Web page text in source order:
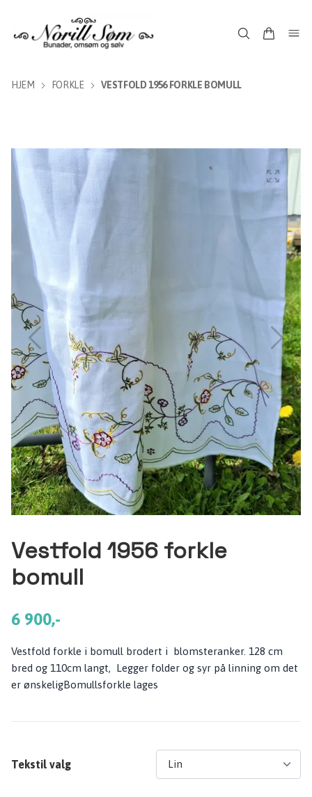
HJEM FORKLE VESTFOLD 1956 FORKLE BOMULL
Vestfold 1956 forkle
bomull
6 900,-
Vestfold forkle i bomull brodert i blomsteranker. 128 cm
bred og 110cm langt, Legger folder og syr på linning om det
er ønskeligBomullsforkle lages
Tekstil valg